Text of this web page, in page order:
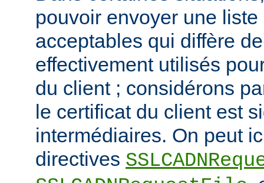
pouvoir envoyer une
acceptables qui diffère
effectivement utilisés
du client ; considérons
le certificat du client est
intermédiaires. On peut
directives